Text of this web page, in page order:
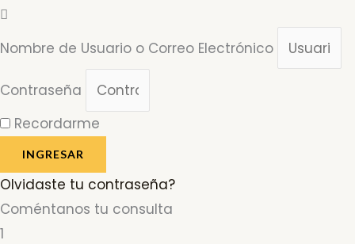
Nombre de Usuario o Correo Electrónico
Contraseña
Recordarme
INGRESAR
Olvidaste tu contraseña?
Coméntanos tu consulta
1